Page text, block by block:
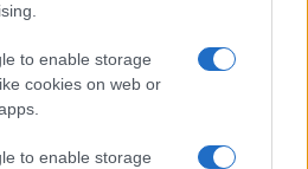
to enable storage
cookies on web or
to enable storage
furák, mint maga a pályázat,
fura képregényeket grafikusból,
szakirányvezetőből,
márkaigazgatóból álló zsűri
képregényekből háromnapos